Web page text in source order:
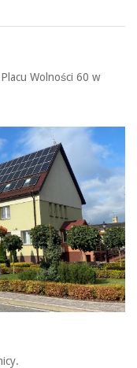
Wolności 60 w